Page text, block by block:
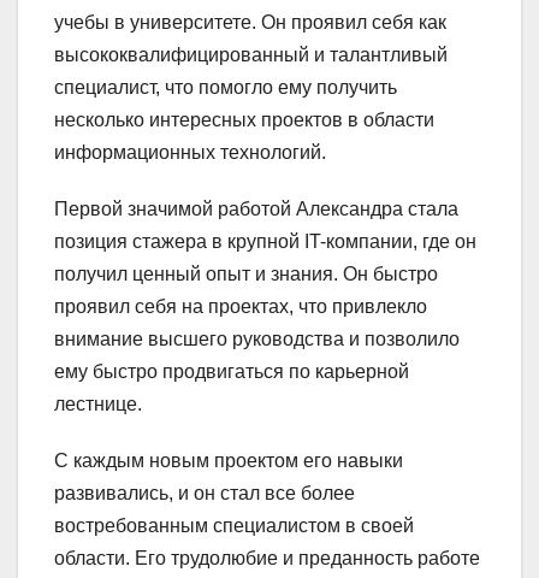
учебы в университете. Он проявил себя как
высококвалифицированный и талантливый
специалист, что помогло ему получить
несколько интересных проектов в области
информационных технологий.
Первой значимой работой Александра стала
позиция стажера в крупной IT-компании, где он
получил ценный опыт и знания. Он быстро
проявил себя на проектах, что привлекло
внимание высшего руководства и позволило
ему быстро продвигаться по карьерной
лестнице.
С каждым новым проектом его навыки
развивались, и он стал все более
востребованным специалистом в своей
области. Его трудолюбие и преданность работе